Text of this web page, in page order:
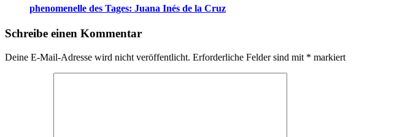
phenomenelle des Tages: Juana Inés de la Cruz
Schreibe einen Kommentar
Deine E-Mail-Adresse wird nicht veröffentlicht. Erforderliche Felder sind mit * markiert